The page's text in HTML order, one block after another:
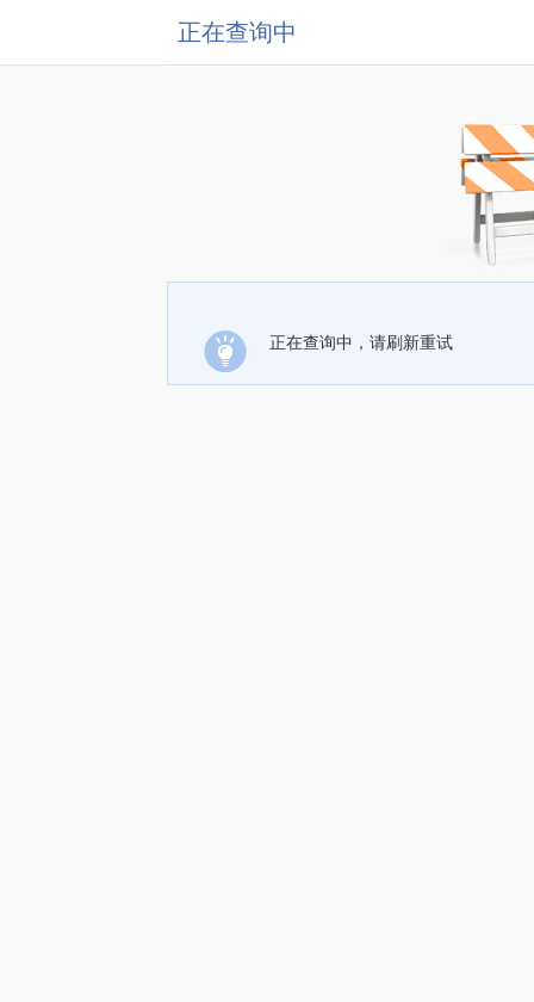
正在查询中
正在查询中，请刷新重试